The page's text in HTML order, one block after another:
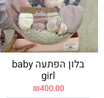
בלון הפתעה baby
girl
₪400.00